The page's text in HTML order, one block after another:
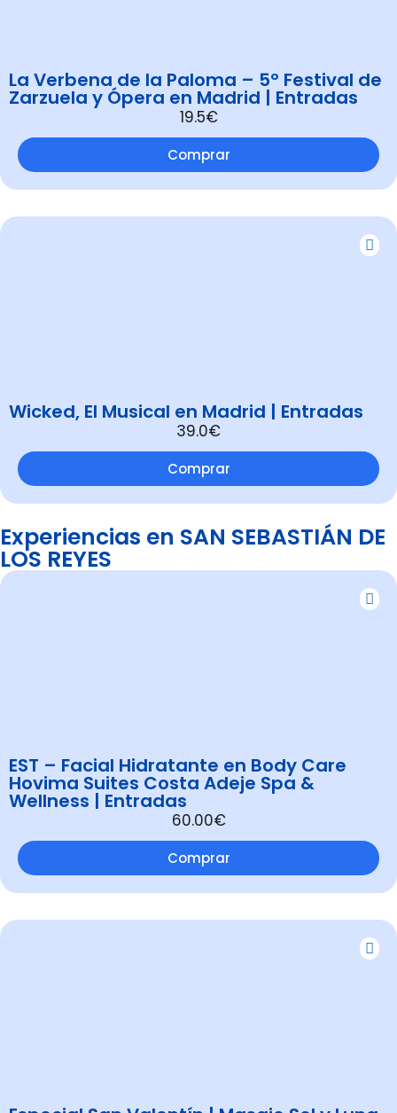
La Verbena de la Paloma – 5º Festival de
Zarzuela y Ópera en Madrid | Entradas
19.5€
Comprar
Wicked, El Musical en Madrid | Entradas
39.0€
Comprar
Experiencias en SAN SEBASTIÁN DE
LOS REYES
EST – Facial Hidratante en Body Care
Hovima Suites Costa Adeje Spa &
Wellness | Entradas
60.00€
Comprar